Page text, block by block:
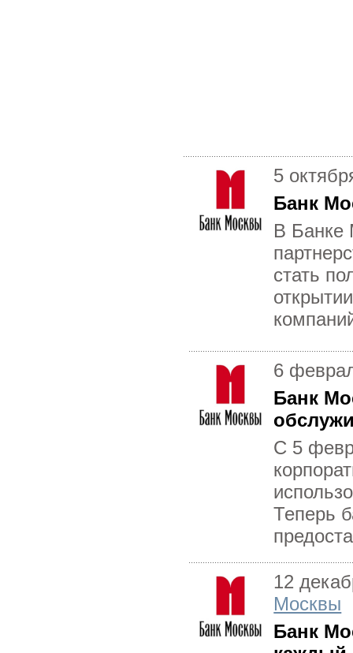
5
Банк
В Банке
стать
6
Банк
С 5
Теперь
12
Москвы
Банк